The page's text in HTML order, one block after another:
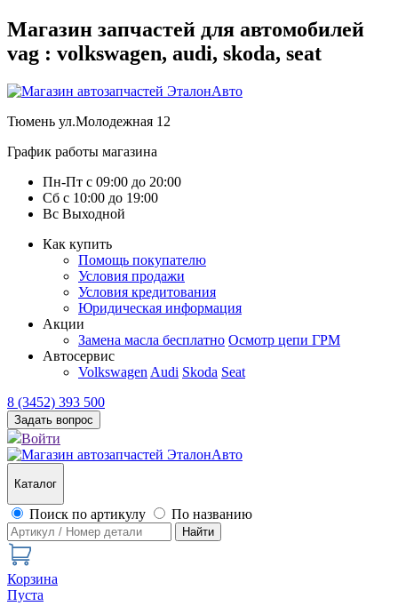
Магазин запчастей для автомобилей
vag : volkswagen, audi, skoda, seat
Тюмень ул.Молодежная 12
График работы магазина
Пн-Пт с 09:00 до 20:00
Сб с 10:00 до 19:00
Вс Выходной
Как купить
Помощь покупателю
Условия продажи
Условия кредитования
Юридическая информация
Акции
Замена масла бесплатно Осмотр цепи ГРМ
Автосервис
Volkswagen Audi Skoda Seat
8 (3452) 393 500
Задать вопрос
Войти
Каталог
Поиск по артикулу По названию
Найти
Корзина
Пуста